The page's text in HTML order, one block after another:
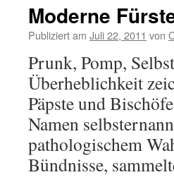
Moderne
Publiziert am Juli 22, 2011 von
Prunk, Pomp,
Überheblichkeit
Päpste und
Namen
pathologischem
Bündnisse,